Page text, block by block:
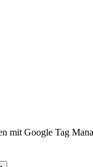
mit Google Tag